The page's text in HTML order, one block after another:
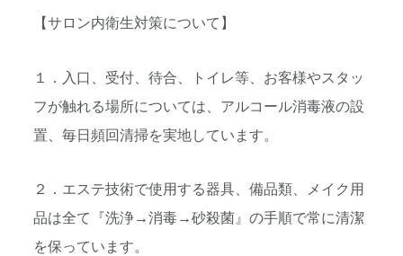
【サロン内衛生対策について】
１．入口、受付、待合、トイレ等、 お客様やスタッ
フが触れる場所については、 アルコール消毒液の設
置、毎日頻回清掃を実地しています。
２．エステ技術で使用する器具、備品類、メイク用
品は全て『洗浄→消毒→砂殺菌』の手順で常に清潔
を保っています。